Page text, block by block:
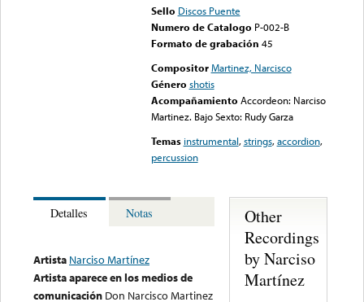
Sello Discos Puente
Numero de Catalogo P-002-B
Formato de grabación 45
Compositor Martinez, Narcisco
Género shotis
Acompañamiento Accordeon: Narciso
Martinez. Bajo Sexto: Rudy Garza
Temas instrumental,strings,accordion,
percussion
Detalles Notas
Artista Narciso Martínez
Artista aparece en los medios de
comunicación Don Narcisco Martinez
Other
Recordings
by Narciso
Martínez